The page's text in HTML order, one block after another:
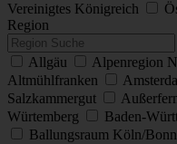
Vereinigtes Königreich
Region
Allgäu
Alpenregion
Altmühlfranken
Salzkammergut
Würtemberg
Baden-
Ballungsraum Köln/Bonn